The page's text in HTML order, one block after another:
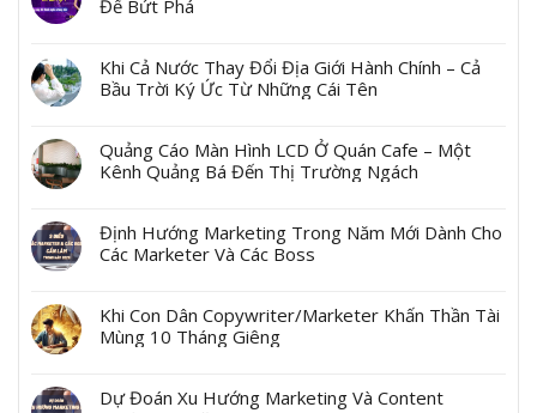
Để Bứt Phá
Khi Cả Nước Thay Đổi Địa Giới Hành Chính – Cả
Bầu Trời Ký Ức Từ Những Cái Tên
Quảng Cáo Màn Hình LCD Ở Quán Cafe – Một
Kênh Quảng Bá Đến Thị Trường Ngách
Định Hướng Marketing Trong Năm Mới Dành Cho
Các Marketer Và Các Boss
Khi Con Dân Copywriter/Marketer Khấn Thần Tài
Mùng 10 Tháng Giêng
Dự Đoán Xu Hướng Marketing Và Content